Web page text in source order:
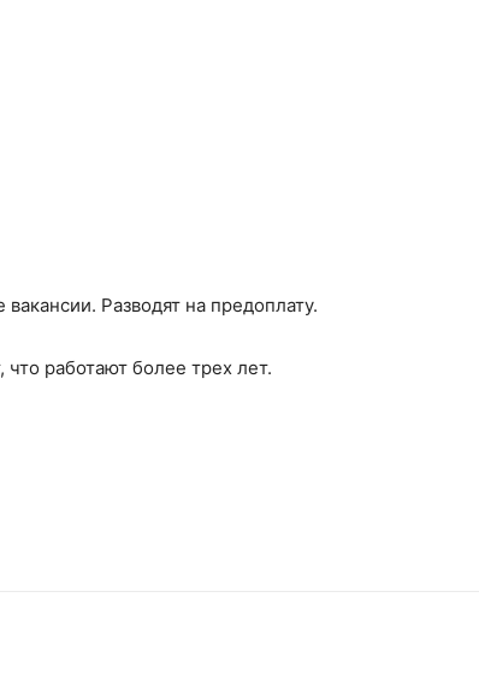
Разводят на предоплату.
работают более трех лет.